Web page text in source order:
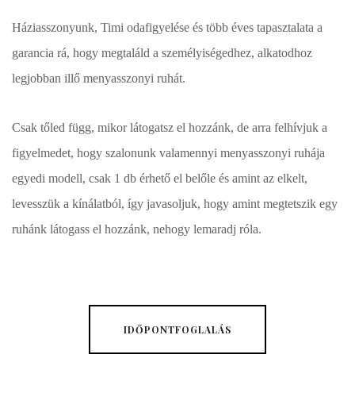
Háziasszonyunk, Timi odafigyelése és több éves tapasztalata a
garancia rá, hogy megtaláld a személyiségedhez, alkatodhoz
legjobban illő menyasszonyi ruhát.
Csak tőled függ, mikor látogatsz el hozzánk, de arra felhívjuk a
figyelmedet, hogy szalonunk valamennyi menyasszonyi ruhája
egyedi modell, csak 1 db érhető el belőle és amint az elkelt,
levesszük a kínálatból, így javasoljuk, hogy amint megtetszik egy
ruhánk látogass el hozzánk, nehogy lemaradj róla.
IDŐPONTFOGLALÁS